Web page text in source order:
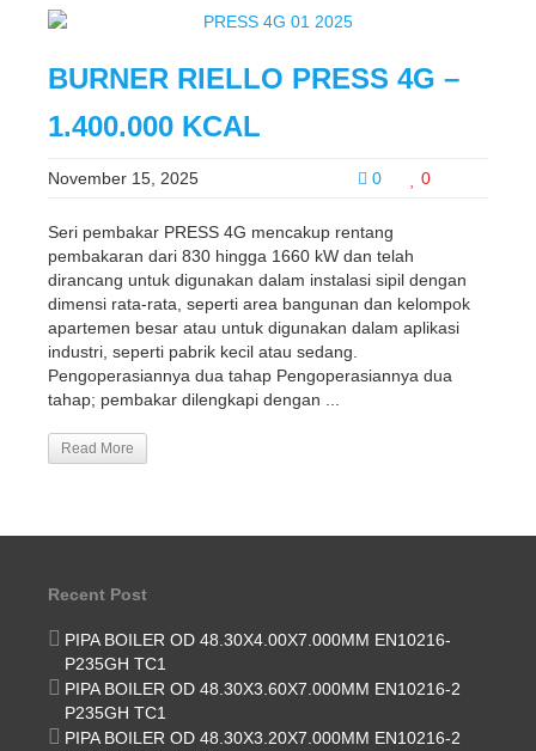
BURNER RIELLO PRESS 4G –
1.400.000 KCAL
0 0
November 15, 2025
Seri pembakar PRESS 4G mencakup rentang
pembakaran dari 830 hingga 1660 kW dan telah
dirancang untuk digunakan dalam instalasi sipil dengan
dimensi rata-rata, seperti area bangunan dan kelompok
apartemen besar atau untuk digunakan dalam aplikasi
industri, seperti pabrik kecil atau sedang.
Pengoperasiannya dua tahap Pengoperasiannya dua
tahap; pembakar dilengkapi dengan ...
Read More
Recent Post
PIPA BOILER OD 48.30X4.00X7.000MM EN10216-
P235GH TC1
PIPA BOILER OD 48.30X3.60X7.000MM EN10216-2
P235GH TC1
PIPA BOILER OD 48.30X3.20X7.000MM EN10216-2